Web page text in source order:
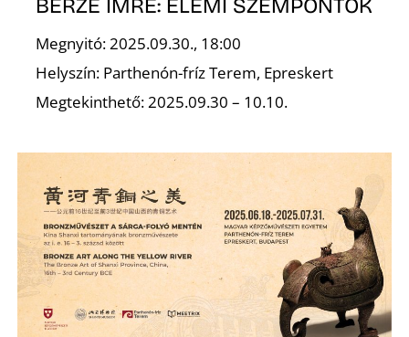
BERZE IMRE: ELEMI SZEMPONTOK
Megnyitó: 2025.09.30., 18:00
Helyszín: Parthenón-fríz Terem, Epreskert
Megtekinthető: 2025.09.30 – 10.10.